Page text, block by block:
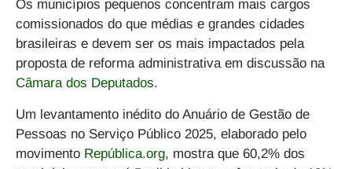
Os municípios pequenos concentram mais cargos
comissionados do que médias e grandes cidades
brasileiras e devem ser os mais impactados pela
proposta de reforma administrativa em discussão na
Câmara dos Deputados.
Um levantamento inédito do Anuário de Gestão de
Pessoas no Serviço Público 2025, elaborado pelo
movimento República.org, mostra que 60,2% dos